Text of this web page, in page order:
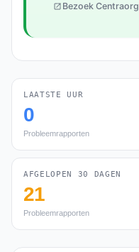
Bezoek Centraorg
LAATSTE UUR
0
Probleemrapporten
AFGELOPEN 30 DAGEN
21
Probleemrapporten